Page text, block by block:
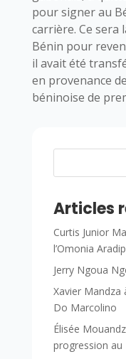
pour signer au
carrière. Ce sera
Bénin pour
il avait été
en provenance
béninoise de
Articles
Curtis Junior
l’Omonia
Jerry Ngoua
Xavier Mandza
Do Marcolino
Élisée
progression au